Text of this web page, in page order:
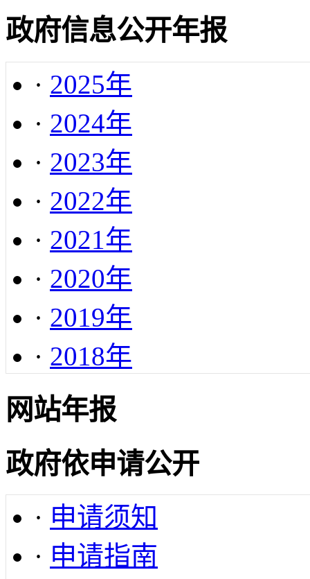
政府信息公开年报
· 2025年
· 2024年
· 2023年
· 2022年
· 2021年
· 2020年
· 2019年
· 2018年
网站年报
政府依申请公开
· 申请须知
· 申请指南